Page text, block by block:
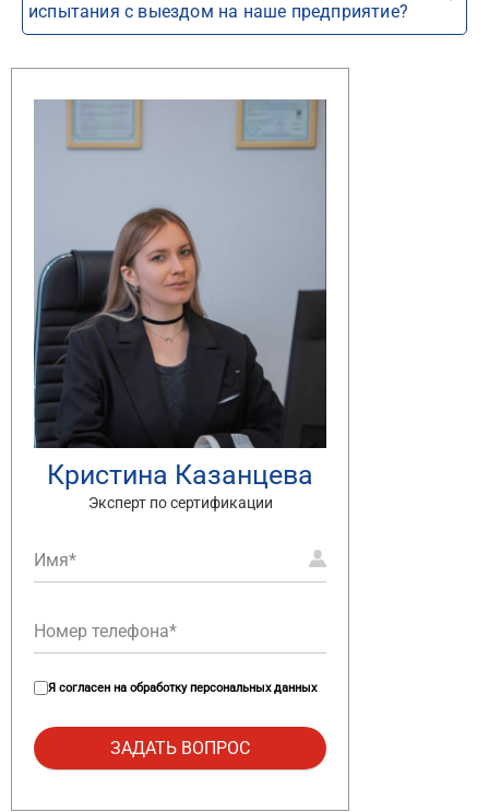
испытания с выездом на наше предприятие?
Кристина Казанцева
Эксперт по сертификации
Я согласен на обработку персональных данных